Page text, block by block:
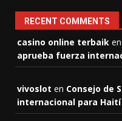
RECENT COMMENTS
casino online terbaik en
aprueba fuerza
vivoslot en Consejo de
internacional para Haití